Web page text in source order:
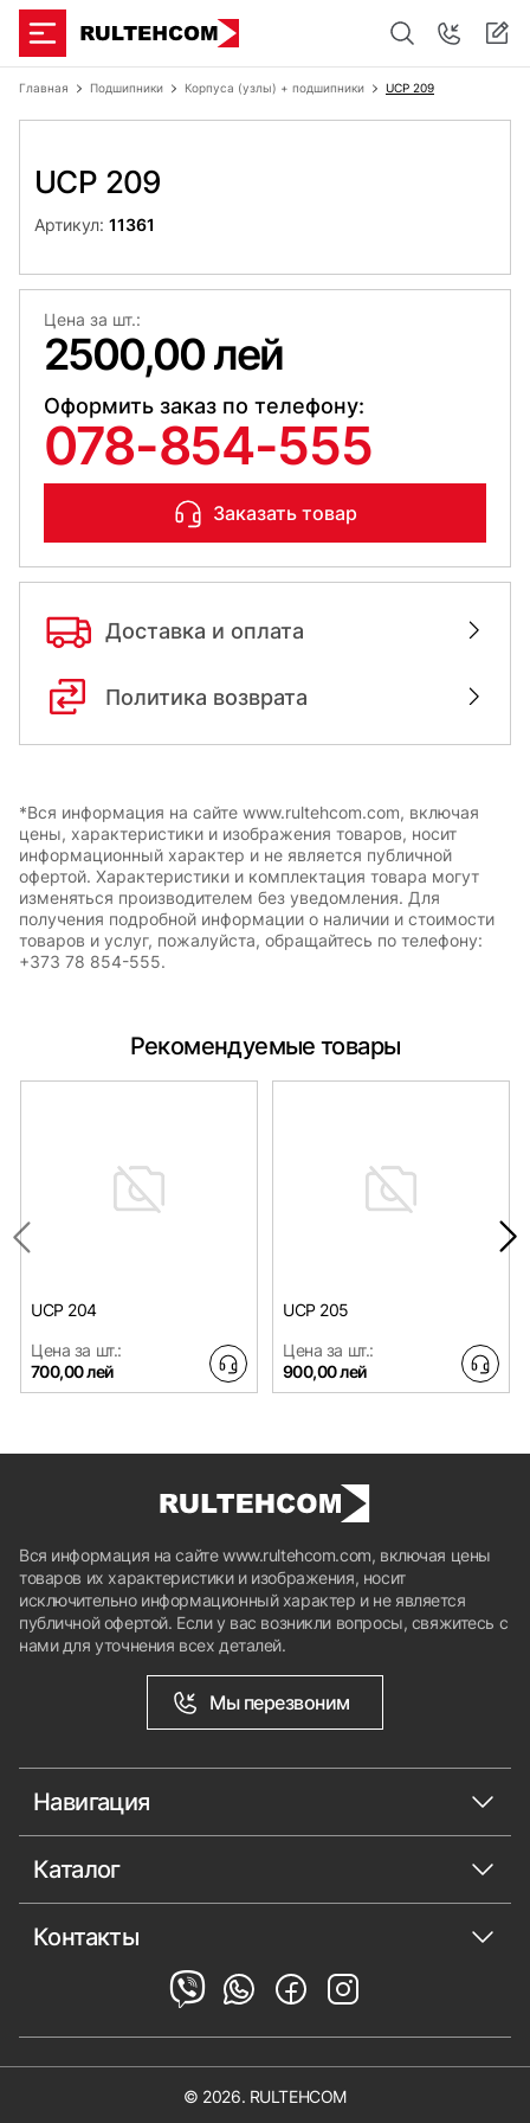
Главная Подшипники Корпуса (узлы) + подшипники UCP 209
UCP 209
Артикул: 11361
Цена за шт.:
2500,00 лей
Оформить заказ по телефону:
078-854-555
Заказать товар
Доставка и оплата
Политика возврата
*Вся информация на сайте www.rultehcom.com, включая
цены, характеристики и изображения товаров, носит
информационный характер и не является публичной
офертой. Характеристики и комплектация товара могут
изменяться производителем без уведомления. Для
получения подробной информации о наличии и стоимости
товаров и услуг, пожалуйста, обращайтесь по телефону:
+373 78 854-555.
Рекомендуемые товары
UCP 204
Цена за шт.:
700,00 лей
UCP 205
Цена за шт.:
900,00 лей
Вся информация на сайте www.rultehcom.com, включая цены
товаров их характеристики и изображения, носит
исключительно информационный характер и не является
публичной офертой. Если у вас возникли вопросы, свяжитесь с
нами для уточнения всех деталей.
Мы перезвоним
Навигация
Каталог
Контакты
© 2026. RULTEHCOM